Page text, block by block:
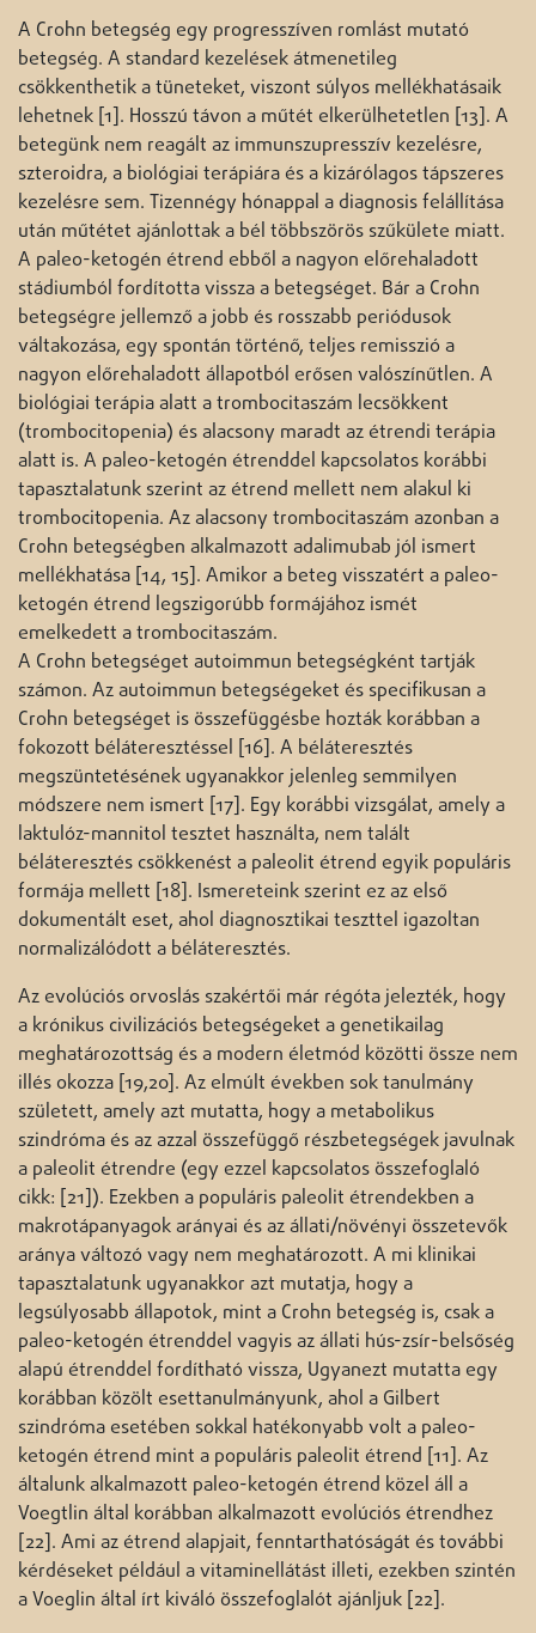
A Crohn betegség egy progresszíven romlást mutató
betegség. A standard kezelések átmenetileg
csökkenthetik a tüneteket, viszont súlyos mellékhatásaik
lehetnek [1]. Hosszú távon a műtét elkerülhetetlen [13]. A
betegünk nem reagált az immunszupresszív kezelésre,
szteroidra, a biológiai terápiára és a kizárólagos tápszeres
kezelésre sem. Tizennégy hónappal a diagnosis felállítása
után műtétet ajánlottak a bél többszörös szűkülete miatt.
A paleo-ketogén étrend ebből a nagyon előrehaladott
stádiumból fordította vissza a betegséget. Bár a Crohn
betegségre jellemző a jobb és rosszabb periódusok
váltakozása, egy spontán történő, teljes remisszió a
nagyon előrehaladott állapotból erősen valószínűtlen. A
biológiai terápia alatt a trombocitaszám lecsökkent
(trombocitopenia) és alacsony maradt az étrendi terápia
alatt is. A paleo-ketogén étrenddel kapcsolatos korábbi
tapasztalatunk szerint az étrend mellett nem alakul ki
trombocitopenia. Az alacsony trombocitaszám azonban a
Crohn betegségben alkalmazott adalimubab jól ismert
mellékhatása [14, 15]. Amikor a beteg visszatért a paleo-
ketogén étrend legszigorúbb formájához ismét
emelkedett a trombocitaszám.
A Crohn betegséget autoimmun betegségként tartják
számon. Az autoimmun betegségeket és specifikusan a
Crohn betegséget is összefüggésbe hozták korábban a
fokozott béláteresztéssel [16]. A béláteresztés
megszüntetésének ugyanakkor jelenleg semmilyen
módszere nem ismert [17]. Egy korábbi vizsgálat, amely a
laktulóz-mannitol tesztet használta, nem talált
béláteresztés csökkenést a paleolit étrend egyik populáris
formája mellett [18]. Ismereteink szerint ez az első
dokumentált eset, ahol diagnosztikai teszttel igazoltan
normalizálódott a béláteresztés.
Az evolúciós orvoslás szakértői már régóta jelezték, hogy
a krónikus civilizációs betegségeket a genetikailag
meghatározottság és a modern életmód közötti össze nem
illés okozza [19,20]. Az elmúlt években sok tanulmány
született, amely azt mutatta, hogy a metabolikus
szindróma és az azzal összefüggő részbetegségek javulnak
a paleolit étrendre (egy ezzel kapcsolatos összefoglaló
cikk: [21]). Ezekben a populáris paleolit étrendekben a
makrotápanyagok arányai és az állati/növényi összetevők
aránya változó vagy nem meghatározott. A mi klinikai
tapasztalatunk ugyanakkor azt mutatja, hogy a
legsúlyosabb állapotok, mint a Crohn betegség is, csak a
paleo-ketogén étrenddel vagyis az állati hús-zsír-belsőség
alapú étrenddel fordítható vissza, Ugyanezt mutatta egy
korábban közölt esettanulmányunk, ahol a Gilbert
szindróma esetében sokkal hatékonyabb volt a paleo-
ketogén étrend mint a populáris paleolit étrend [11]. Az
általunk alkalmazott paleo-ketogén étrend közel áll a
Voegtlin által korábban alkalmazott evolúciós étrendhez
[22]. Ami az étrend alapjait, fenntarthatóságát és további
kérdéseket például a vitaminellátást illeti, ezekben szintén
a Voeglin által írt kiváló összefoglalót ajánljuk [22].